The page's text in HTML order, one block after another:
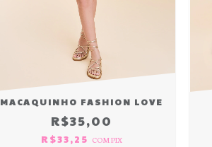
MACAQUINHO FASHION LOVE
R$35,00
R$33,25 COMPIX